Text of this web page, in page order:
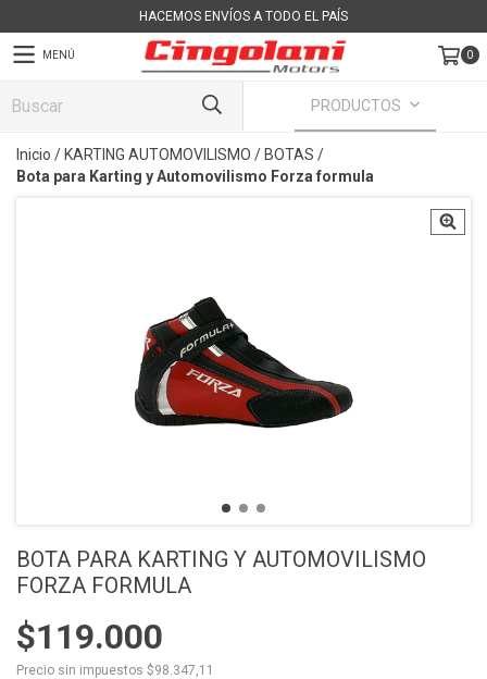
HACEMOS ENVÍOS A TODO EL PAÍS
MENÚ 0
PRODUCTOS
Inicio / KARTING AUTOMOVILISMO / BOTAS /
Bota para Karting y Automovilismo Forza formula
BOTA PARA KARTING Y AUTOMOVILISMO
FORZA FORMULA
$119.000
Precio sin impuestos $98.347,11